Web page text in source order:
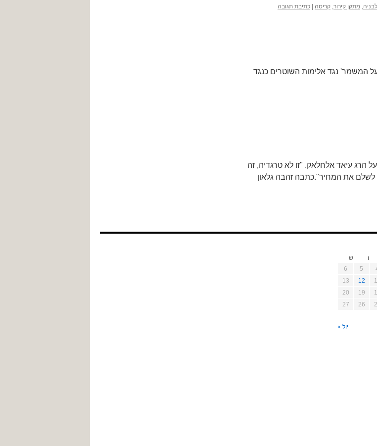
, מתקן קירור, קריסה כתיבת תגובה
המשמר' נגד אלימות השוטרים כנגד
על הרג עיאד אלחלאק. "זו לא טרגדיה, זה
לשלם את המחיר".כתבה זהבה גלאון
ו ש
5
6
12
13
19
20
26
27
יול »